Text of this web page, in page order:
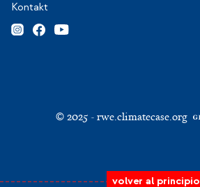
Kontakt
© 2025 - rwe.climatecase.org
volver al principio